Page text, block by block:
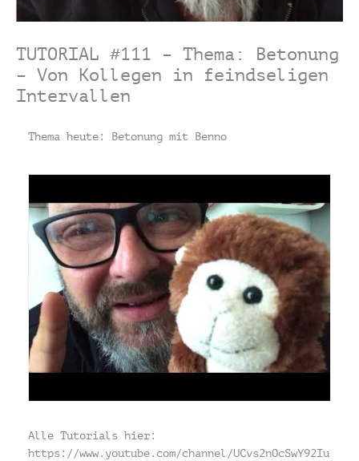
TUTORIAL #111 – Thema: Betonung
– Von Kollegen in feindseligen
Intervallen
Thema heute: Betonung mit Benno
Alle Tutorials hier:
https://www.youtube.com/channel/UCvs2nOcSwY92Iu